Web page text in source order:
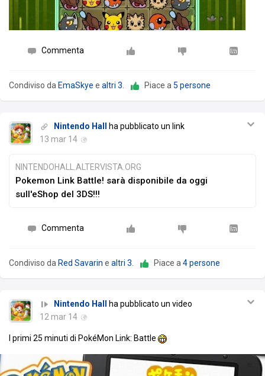
Commenta
Condiviso da EmaSkye e altri 3. Piace a5 persone
Nintendo Hall
ha pubblicato un link
13 mar 14
NINTENDOHALL.ALTERVISTA.ORG
Pokemon Link Battle! sarà disponibile da oggi
sull'eShop del 3DS!!!
Commenta
Condiviso da Red Savarin e altri 3. Piace a4 persone
Nintendo Hall
ha pubblicato un video
12 mar 14
I primi 25 minuti di PokéMon Link: Battle